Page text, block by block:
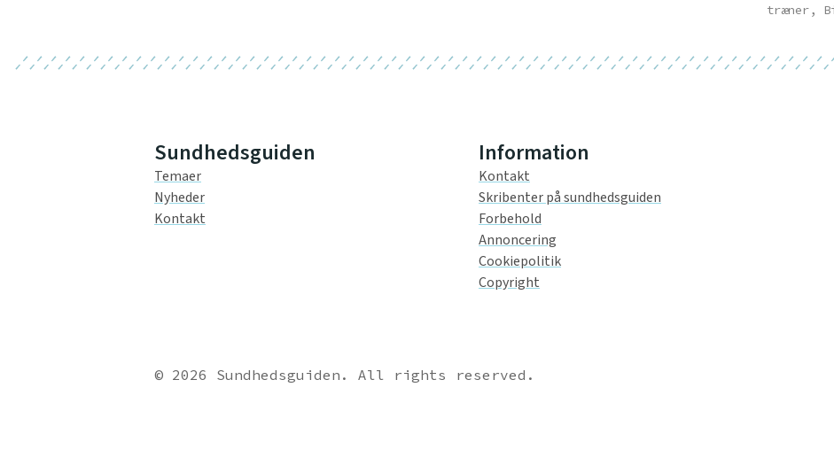
træner,
Sundhedsguiden
Temaer
Nyheder
Kontakt
Information
Kontakt
Skribenter på sundhedsguiden
Forbehold
Annoncering
Cookiepolitik
Copyright
© 2026 Sundhedsguiden. All rights reserved.